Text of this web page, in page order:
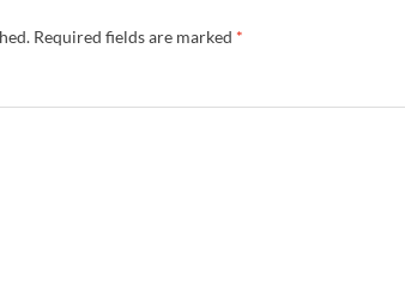
Required fields are marked *